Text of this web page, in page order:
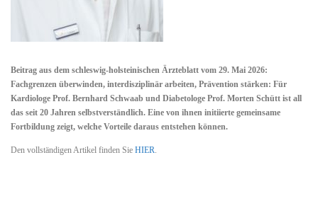
Beitrag aus dem schleswig-holsteinischen Ärzteblatt vom 29. Mai 2026:
Fachgrenzen überwinden, interdisziplinär arbeiten, Prävention stärken: Für
Kardiologe Prof. Bernhard Schwaab und Diabetologe Prof. Morten Schütt ist all
das seit 20 Jahren selbstverständlich. Eine von ihnen initiierte gemeinsame
Fortbildung zeigt, welche Vorteile daraus entstehen können.
Den vollständigen Artikel finden Sie HIER.